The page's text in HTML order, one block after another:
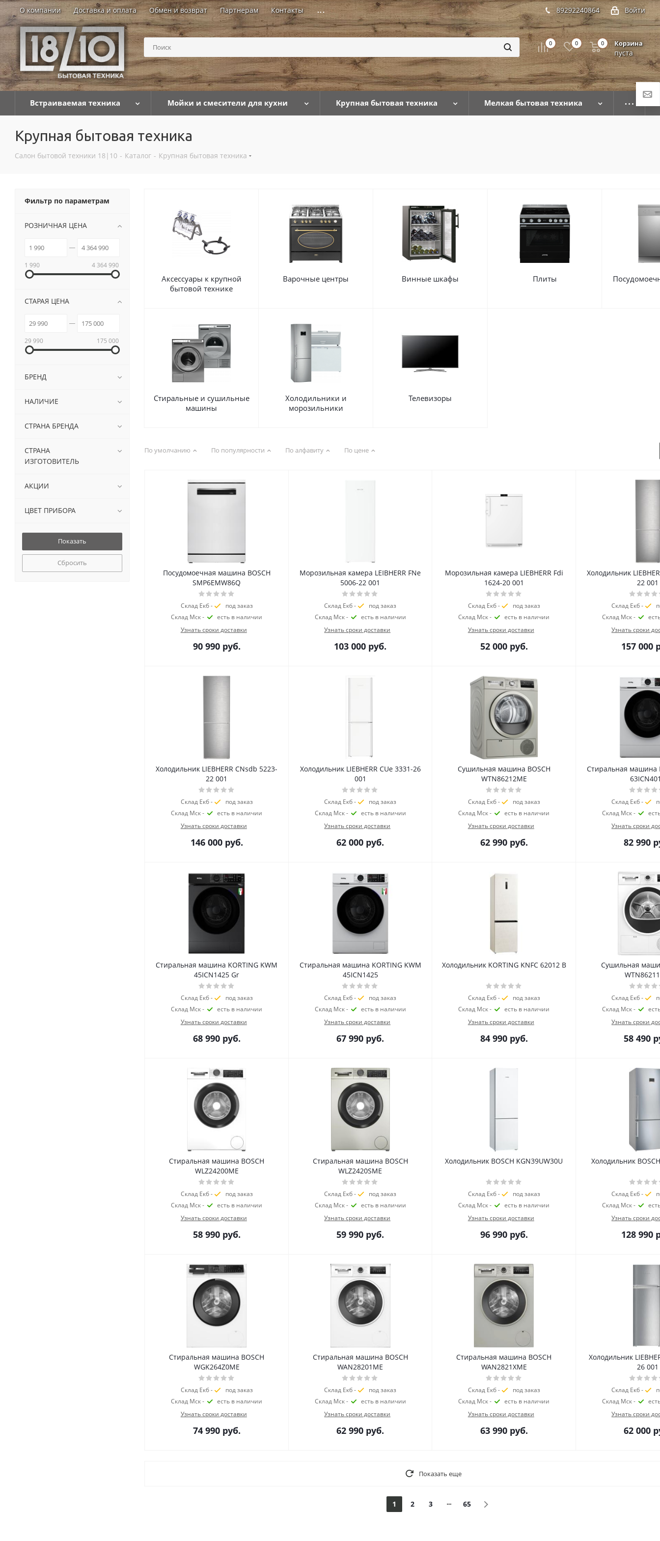
О компании Доставка и оплата Обмен и возврат Партнерам Контакты ... Войти
89292240864
0 0 Корзина
пуста
0
Встраиваемая техника Мойки и смесители для кухни Крупная бытовая техника Мелкая бытовая техника
Крупная бытовая техника
Салон бытовой техники 18|10 - Каталог - Крупная бытовая техника
Аксессуары к крупной
бытовой технике
Варочные центры Винные шкафы Плиты
Стиральные и сушильные
машины
Холодильники и
морозильники
Телевизоры
По умолчанию По популярности По алфавиту По цене
Посудомоечная машина BOSCH
SMP6EMW86Q
Склад Екб -
под заказ
Склад Мск -
есть в наличии
Узнать сроки доставки
90 990руб.
Морозильная камера LEIBHERR FNe
5006-22 001
Склад Екб -
под заказ
Склад Мск -
есть в наличии
Узнать сроки доставки
103 000 руб.
Морозильная камера LIEBHERR Fdi
1624-20 001
Склад Екб -
под заказ
Склад Мск -
есть в наличии
Узнать сроки доставки
52 000руб.
Холодильник
22 001
Склад Екб -
Склад Мск -
Узнать сроки
157 000
Холодильник LIEBHERR CNsdb 5223-
22 001
Склад Екб -
под заказ
Склад Мск -
есть в наличии
Узнать сроки доставки
146 000руб.
Холодильник LIEBHERR CUe 3331-26
001
Склад Екб -
под заказ
Склад Мск -
есть в наличии
Узнать сроки доставки
62 000 руб.
Сушильная машина BOSCH
WTN86212ME
Склад Екб -
под заказ
Склад Мск -
есть в наличии
Узнать сроки доставки
62 990руб.
Стиральная машина
Склад Екб -
Склад Мск -
Узнать сроки
82 990
Стиральная машина KORTING KWM
45ICN1425 Gr
Склад Екб -
под заказ
Склад Мск -
есть в наличии
Узнать сроки доставки
68 990руб.
Стиральная машина KORTING KWM
45ICN1425
Склад Екб -
под заказ
Склад Мск -
есть в наличии
Узнать сроки доставки
67 990 руб.
Холодильник KORTING KNFC 62012 B
Склад Екб -
под заказ
Склад Мск -
есть в наличии
Узнать сроки доставки
84 990руб.
Сушильная
Склад Екб -
Склад Мск -
Узнать сроки
58 490
Стиральная машина BOSCH
WLZ24200ME
Склад Екб -
под заказ
Склад Мск -
есть в наличии
Узнать сроки доставки
58 990руб.
Стиральная машина BOSCH
WLZ2420SME
Склад Екб -
под заказ
Склад Мск -
есть в наличии
Узнать сроки доставки
59 990 руб.
Холодильник BOSCH KGN39UW30U
Склад Екб -
под заказ
Склад Мск -
есть в наличии
Узнать сроки доставки
96 990руб.
Холодильник
Склад Екб -
Склад Мск -
Узнать сроки
128 990
Стиральная машина BOSCH
WGK264Z0ME
Склад Екб -
под заказ
Склад Мск -
есть в наличии
Узнать сроки доставки
74 990руб.
Стиральная машина BOSCH
WAN28201ME
Склад Екб -
под заказ
Склад Мск -
есть в наличии
Узнать сроки доставки
62 990 руб.
Стиральная машина BOSCH
WAN2821XME
Склад Екб -
под заказ
Склад Мск -
есть в наличии
Узнать сроки доставки
63 990руб.
Холодильник
26 001
Склад Екб -
Склад Мск -
Узнать сроки
62 000
Показать еще
1 2 3 65
Фильтр по параметрам
РОЗНИЧНАЯ ЦЕНА
1 990 4 364 990
СТАРАЯ ЦЕНА
29 990 175 000
БРЕНД
НАЛИЧИЕ
СТРАНА БРЕНДА
СТРАНА
ИЗГОТОВИТЕЛЬ
АКЦИИ
ЦВЕТ ПРИБОРА
Сбросить